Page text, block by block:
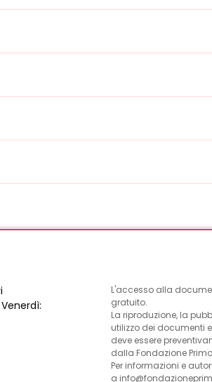
L'accesso alla
gratuito.
La riproduzione, la
utilizzo dei documenti
deve essere
dalla Fondazione
Per informazioni e
a